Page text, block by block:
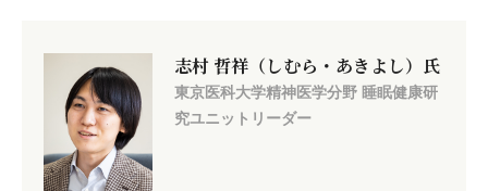
志村 哲祥（しむら・あきよし）氏
東京医科大学精神医学分野 睡眠健康研
究ユニットリーダー